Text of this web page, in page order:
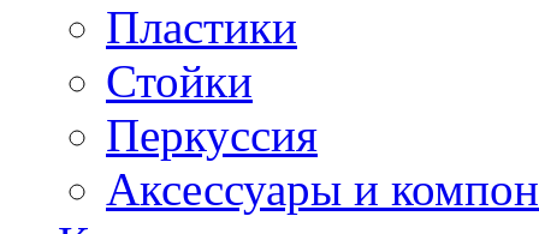
Пластики
Стойки
Перкуссия
Аксессуары и